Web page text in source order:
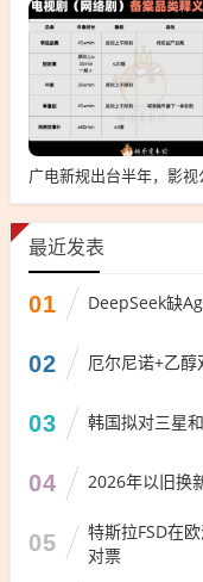
最近发表
01 DeepSeek缺
02 厄尔尼诺+乙
03 韩国拟对三星
04 2026年以旧换
05
特斯拉FSD在
对票